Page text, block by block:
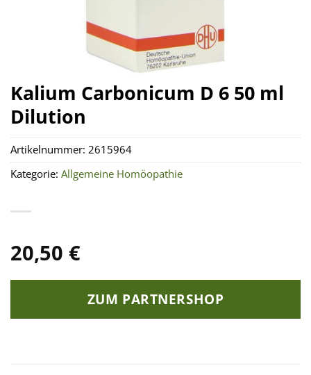
Kalium Carbonicum D 6 50 ml
Dilution
20,50 €
ZUM PARTNERSHOP
Artikelnummer: 2615964
Kategorie: Allgemeine Homöopathie